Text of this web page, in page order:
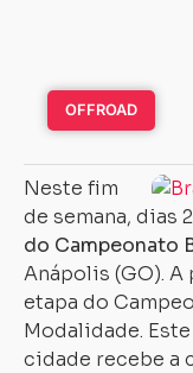
OFFROAD
Neste fim
de semana, dias
do Campeonato
Anápolis (GO). A
etapa do
Modalidade.
cidade recebe a